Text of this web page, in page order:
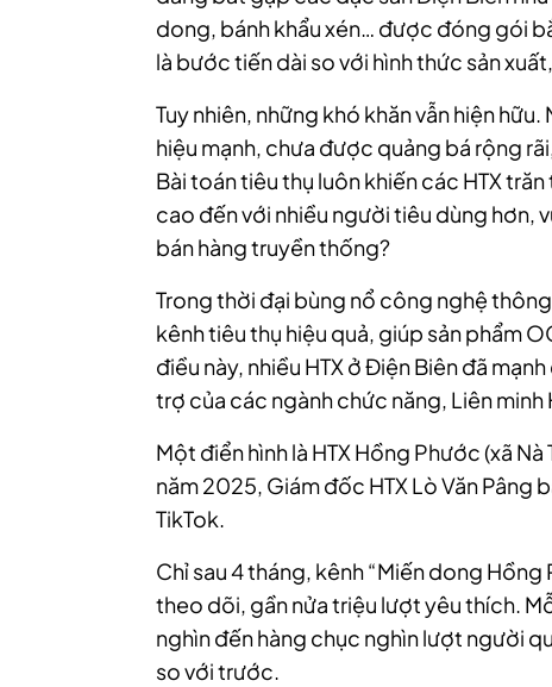
dong, bánh khẩu xén… được đóng gói
là bước tiến dài so với hình thức sản
Tuy nhiên, những khó khăn vẫn hiện
hiệu mạnh, chưa được quảng bá rộng
Bài toán tiêu thụ luôn khiến các HTX
cao đến với nhiều người tiêu dùng hơn,
bán hàng truyền thống?
Trong thời đại bùng nổ công nghệ
kênh tiêu thụ hiệu quả, giúp sản phẩm
điều này, nhiều HTX ở Điện Biên đã
trợ của các ngành chức năng, Liên minh
Một điển hình là HTX Hồng Phước (xã
năm 2025, Giám đốc HTX Lò Văn Pâng
TikTok.
Chỉ sau 4 tháng, kênh “Miến dong
theo dõi, gần nửa triệu lượt yêu thích.
nghìn đến hàng chục nghìn lượt người
so với trước.